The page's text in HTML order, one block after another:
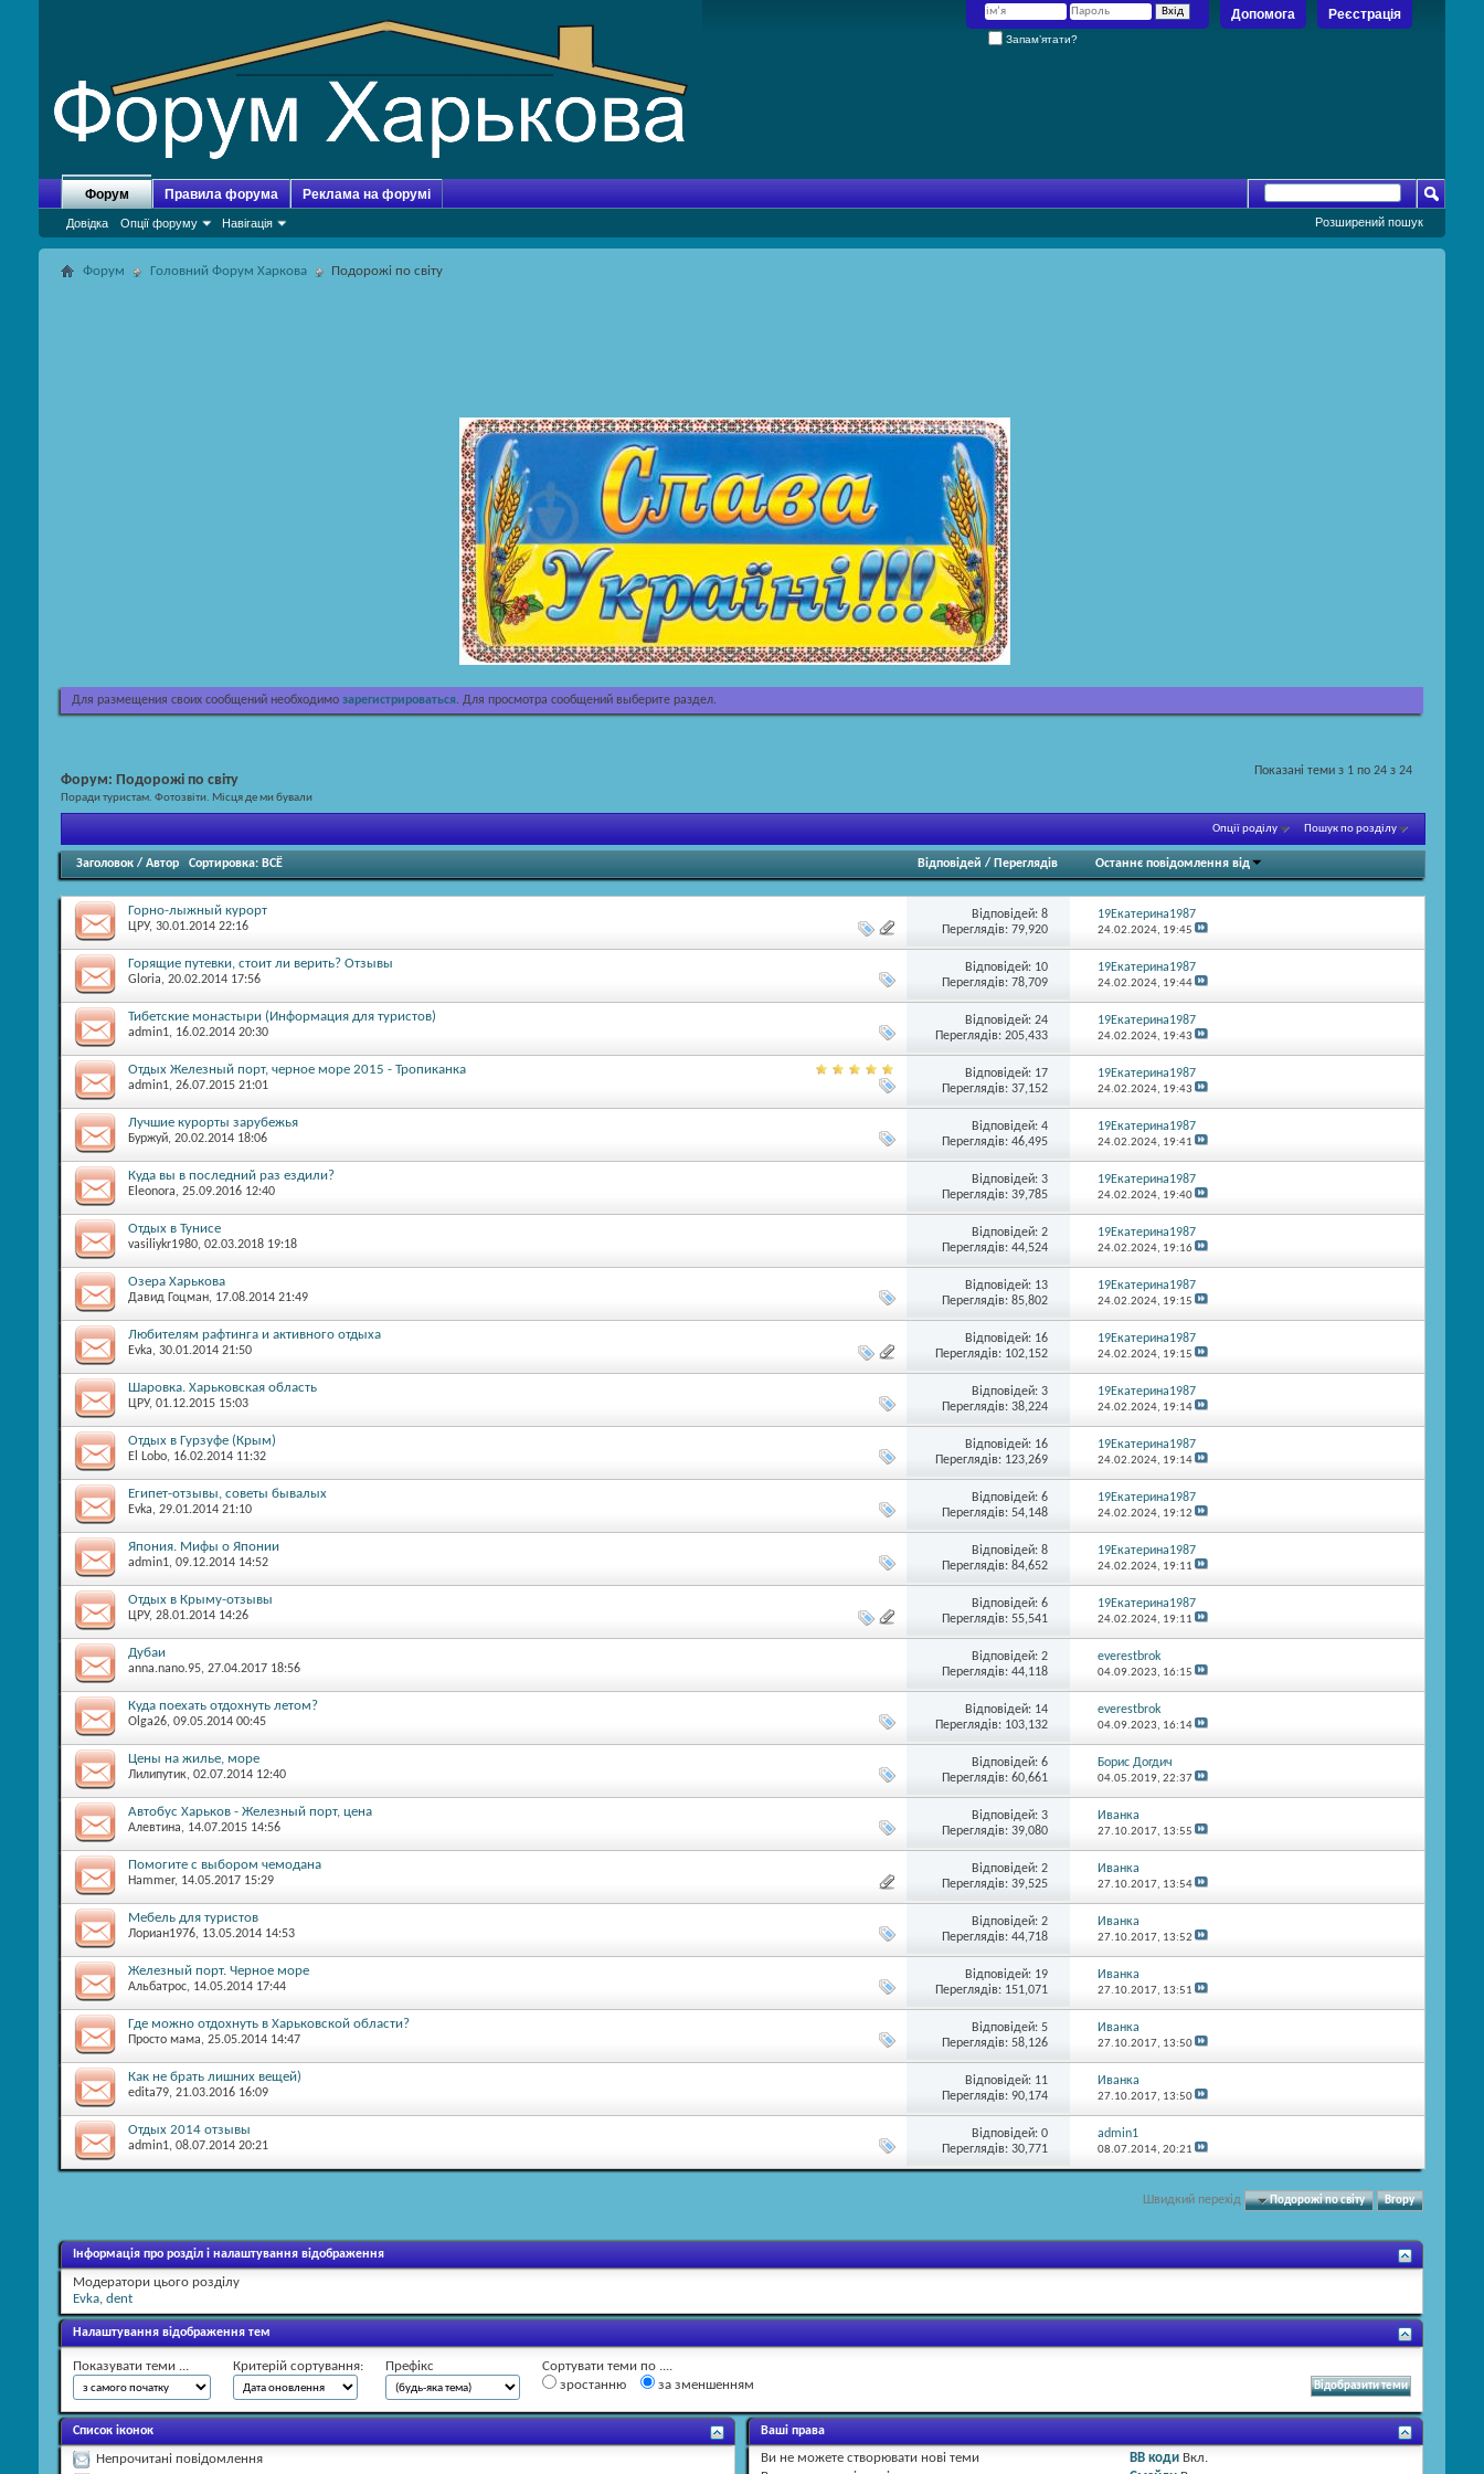
Реєстрація
Допомога
Запам’ятати?
Форум
Довідка Опції форуму Навігація
Правила форума Реклама на форумі
Розширений пошук
Форум Головний Форум Харкова Подорожі по світу
Для размещения своих сообщений необходимо зарегистрироваться. Для просмотра сообщений выберите раздел.
Показані теми з 1 по 24 з 24
Форум: Подорожі по світу
Поради туристам. Фотозвіти. Місця де ми бували
Опції роділу Пошук по розділу
Заголовок / Автор Сортировка: ВСЁ Відповідей / Переглядів Останнє повідомлення від
Горно-лыжный курорт
ЦРУ, 30.01.2014 22:16
Відповідей:8
Переглядів: 79,920
19Екатерина1987
24.02.2024, 19:45
Горящие путевки, стоит ли верить? Отзывы
Gloria, 20.02.2014 17:56
Відповідей: 10
Переглядів: 78,709
19Екатерина1987
24.02.2024, 19:44
Тибетские монастыри (Информация для туристов)
admin1, 16.02.2014 20:30
Відповідей:24
Переглядів: 205,433
19Екатерина1987
24.02.2024, 19:43
Отдых Железный порт, черное море 2015 - Тропиканка
admin1, 26.07.2015 21:01
Відповідей: 17
Переглядів: 37,152
19Екатерина1987
24.02.2024, 19:43
Лучшие курорты зарубежья
Буржуй, 20.02.2014 18:06
Відповідей:4
Переглядів: 46,495
19Екатерина1987
24.02.2024, 19:41
Куда вы в последний раз ездили?
Eleonora, 25.09.2016 12:40
Відповідей:3
Переглядів: 39,785
19Екатерина1987
24.02.2024, 19:40
Отдых в Тунисе
vasiliykr1980, 02.03.2018 19:18
Відповідей:2
Переглядів: 44,524
19Екатерина1987
24.02.2024, 19:16
Озера Харькова
Давид Гоцман, 17.08.2014 21:49
Відповідей: 13
Переглядів: 85,802
19Екатерина1987
24.02.2024, 19:15
Любителям рафтинга и активного отдыха
Evka, 30.01.2014 21:50
Відповідей: 16
Переглядів: 102,152
19Екатерина1987
24.02.2024, 19:15
Шаровка. Харьковская область
ЦРУ, 01.12.2015 15:03
Відповідей:3
Переглядів: 38,224
19Екатерина1987
24.02.2024, 19:14
Отдых в Гурзуфе (Крым)
El Lobo, 16.02.2014 11:32
Відповідей: 16
Переглядів: 123,269
19Екатерина1987
24.02.2024, 19:14
Египет-отзывы, советы бывалых
Evka, 29.01.2014 21:10
Відповідей:6
Переглядів: 54,148
19Екатерина1987
24.02.2024, 19:12
Япония. Мифы о Японии
admin1, 09.12.2014 14:52
Відповідей:8
Переглядів: 84,652
19Екатерина1987
24.02.2024, 19:11
Отдых в Крыму-отзывы
ЦРУ, 28.01.2014 14:26
Відповідей:6
Переглядів: 55,541
19Екатерина1987
24.02.2024, 19:11
Дубаи
anna.nano.95, 27.04.2017 18:56
Відповідей:2
Переглядів: 44,118
everestbrok
04.09.2023, 16:15
Куда поехать отдохнуть летом?
Olga26, 09.05.2014 00:45
Відповідей: 14
Переглядів: 103,132
everestbrok
04.09.2023, 16:14
Цены на жилье, море
Лилипутик, 02.07.2014 12:40
Відповідей:6
Переглядів: 60,661
Борис Догдич
04.05.2019, 22:37
Автобус Харьков - Железный порт, цена
Алевтина, 14.07.2015 14:56
Відповідей:3
Переглядів: 39,080
Иванка
27.10.2017, 13:55
Помогите с выбором чемодана
Hammer, 14.05.2017 15:29
Відповідей:2
Переглядів: 39,525
Иванка
27.10.2017, 13:54
Мебель для туристов
Лориан1976, 13.05.2014 14:53
Відповідей:2
Переглядів: 44,718
Иванка
27.10.2017, 13:52
Железный порт. Черное море
Альбатрос, 14.05.2014 17:44
Відповідей: 19
Переглядів: 151,071
Иванка
27.10.2017, 13:51
Где можно отдохнуть в Харьковской области?
Просто мама, 25.05.2014 14:47
Відповідей:5
Переглядів: 58,126
Иванка
27.10.2017, 13:50
Как не брать лишних вещей)
edita79, 21.03.2016 16:09
Відповідей: 11
Переглядів: 90,174
Иванка
27.10.2017, 13:50
Отдых 2014 отзывы
admin1, 08.07.2014 20:21
Відповідей:0
Переглядів: 30,771
admin1
08.07.2014, 20:21
Швидкий перехід Подорожі по світу Вгору
Інформація про розділ і налаштування відображення
Модератори цього розділу
Evka, dent
Налаштування відображення тем
Показувати теми ... Критерій сортування: Префікс
Сортувати теми по ....
зростанню
за зменшенням
Список іконок
Непрочитані повідомлення
Ваші права
Ви не можете створювати нові теми
BB коди Вкл.